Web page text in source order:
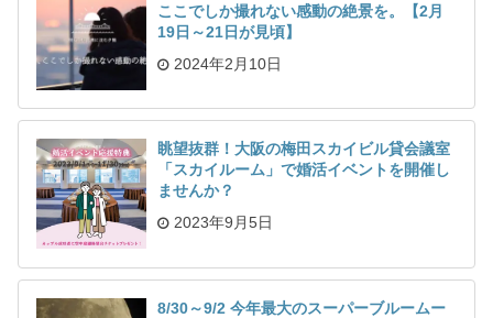
ここでしか撮れない感動の絶景を。【2月
19日～21日が見頃】
2024年2月10日
眺望抜群！大阪の梅田スカイビル貸会議室
「スカイルーム」で婚活イベントを開催し
ませんか？
2023年9月5日
8/30～9/2 今年最大のスーパーブルームー